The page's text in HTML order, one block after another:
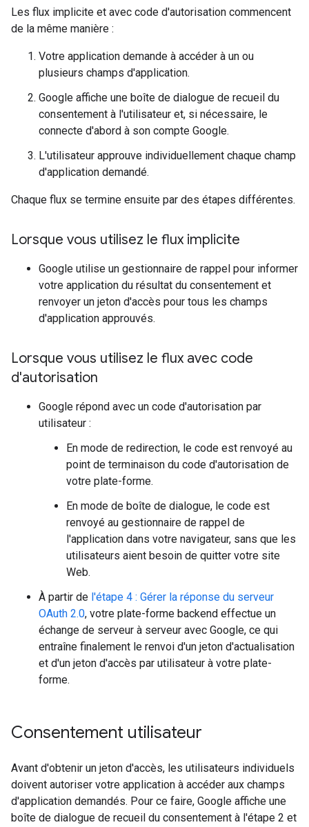
Les flux implicite et avec code d'autorisation commencent
de la même manière :
Votre application demande à accéder à un ou
plusieurs champs d'application.
Google affiche une boîte de dialogue de recueil du
consentement à l'utilisateur et, si nécessaire, le
connecte d'abord à son compte Google.
L'utilisateur approuve individuellement chaque champ
d'application demandé.
Chaque flux se termine ensuite par des étapes différentes.
Lorsque vous utilisez le flux implicite
Google utilise un gestionnaire de rappel pour informer
votre application du résultat du consentement et
renvoyer un jeton d'accès pour tous les champs
d'application approuvés.
Lorsque vous utilisez le flux avec code
d'autorisation
Google répond avec un code d'autorisation par
utilisateur :
En mode de redirection, le code est renvoyé au
point de terminaison du code d'autorisation de
votre plate-forme.
En mode de boîte de dialogue, le code est
renvoyé au gestionnaire de rappel de
l'application dans votre navigateur, sans que les
utilisateurs aient besoin de quitter votre site
Web.
À partir de l'étape 4 : Gérer la réponse du serveur
OAuth 2.0, votre plate-forme backend effectue un
échange de serveur à serveur avec Google, ce qui
entraîne finalement le renvoi d'un jeton d'actualisation
et d'un jeton d'accès par utilisateur à votre plate-
forme.
Consentement utilisateur
Avant d'obtenir un jeton d'accès, les utilisateurs individuels
doivent autoriser votre application à accéder aux champs
d'application demandés. Pour ce faire, Google affiche une
boîte de dialogue de recueil du consentement à l'étape 2 et